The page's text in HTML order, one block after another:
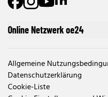
Online Netzwerk oe24
Allgemeine
Datenschutzerklärung
Cookie-Liste